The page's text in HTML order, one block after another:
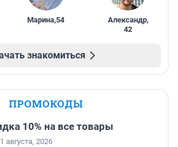
Марина,54 Александр,
42
знакомиться
ПРОМОКОДЫ
10% на все товары
августа, 2026